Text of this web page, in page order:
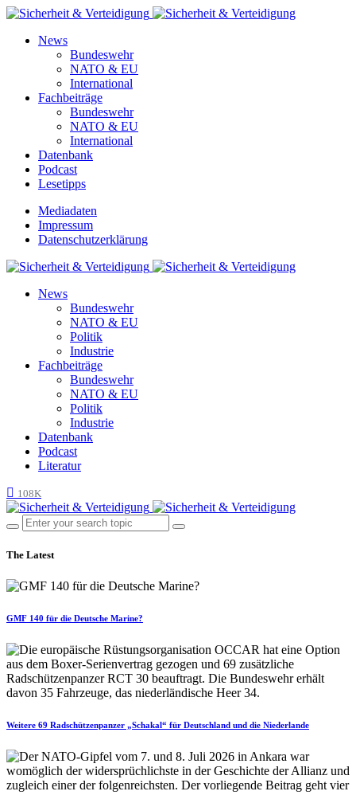
News
Bundeswehr
NATO & EU
International
Fachbeiträge
Bundeswehr
NATO & EU
International
Datenbank
Podcast
Lesetipps
Mediadaten
Impressum
Datenschutzerklärung
News
Bundeswehr
NATO & EU
Politik
Industrie
Fachbeiträge
Bundeswehr
NATO & EU
Politik
Industrie
Datenbank
Podcast
Literatur
108K
The Latest
GMF 140 für die Deutsche Marine?
Weitere 69 Radschützenpanzer „Schakal“ für Deutschland und die Niederlande